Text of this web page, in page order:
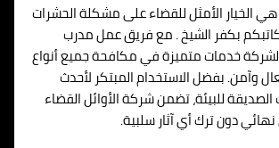
الخيار الأمثل للقضاء على مشكلة الحشرات
بكفر الشيخ . مع فريق عمل مدرب
خدمات متميزة في مكافحة جميع أنواع
وآمن. بفضل الاستخدام المبتكر لأحدث
الصديقة للبيئة، تضمن شركة الأوائل القضاء
دون ترك أي آثار سلبية.